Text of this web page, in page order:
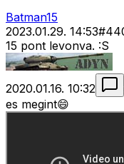
Batman15
2023.01.29. 14:53#
15 pont levonva. :S
2020.01.16. 10:32
es megint😄